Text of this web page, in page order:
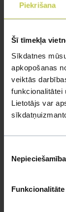
Piekrišana
Šī tīmekļa
Sīkdatnes
apkopošanas
veiktās
funkcionalitātei
Lietotājs var
izvēle
Nepieciešamība
Funkcionalitāte
Mūsu eksperti
UZDOT
kaķis
Ja kaķim
garnelēm
#kakis